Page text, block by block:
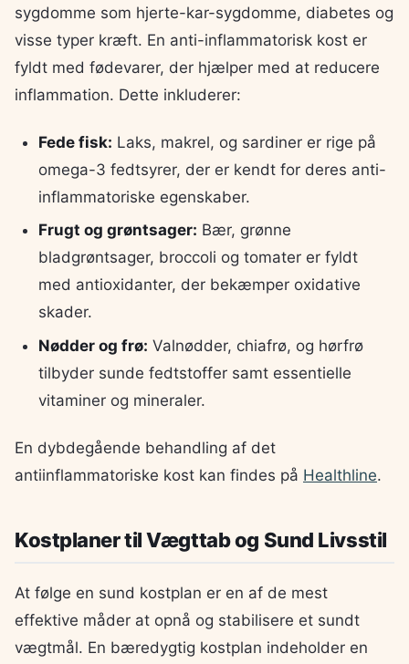
sygdomme som hjerte-kar-sygdomme, diabetes og
visse typer kræft. En anti-inflammatorisk kost er
fyldt med fødevarer, der hjælper med at reducere
inflammation. Dette inkluderer:
Fede fisk: Laks, makrel, og sardiner er rige på
omega-3 fedtsyrer, der er kendt for deres anti-
inflammatoriske egenskaber.
Frugt og grøntsager: Bær, grønne
bladgrøntsager, broccoli og tomater er fyldt
med antioxidanter, der bekæmper oxidative
skader.
Nødder og frø: Valnødder, chiafrø, og hørfrø
tilbyder sunde fedtstoffer samt essentielle
vitaminer og mineraler.
En dybdegående behandling af det
antiinflammatoriske kost kan findes på Healthline.
Kostplaner til Vægttab og Sund Livsstil
At følge en sund kostplan er en af de mest
effektive måder at opnå og stabilisere et sundt
vægtmål. En bæredygtig kostplan indeholder en